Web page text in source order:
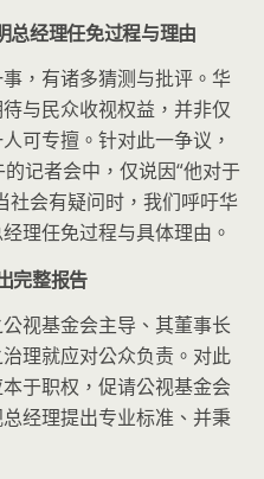
总经理任免过程与理由
，有诸多猜测与批评。华
与民众收视权益，并非仅
可专擅。针对此一争议，
记者会中，仅说因“他对于
社会有疑问时，我们呼吁华
理任免过程与具体理由。
完整报告
视基金会主导、其董事长
理就应对公众负责。对此
于职权，促请公视基金会
经理提出专业标准、并秉